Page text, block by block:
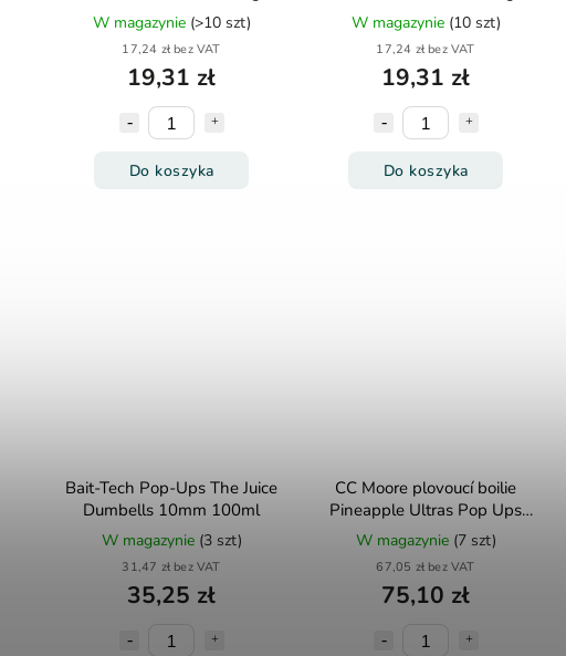
W magazynie (>10 szt)
17,24 zł bez VAT
19,31 zł
Do koszyka
W magazynie (10 szt)
17,24 zł bez VAT
19,31 zł
Do koszyka
Bait-Tech Pop-Ups The Juice
Dumbells 10mm 100ml
W magazynie (3 szt)
31,47 zł bez VAT
35,25 zł
CC Moore plovoucí boilie
Pineapple Ultras Pop Ups
14mm 70ks
W magazynie (7 szt)
67,05 zł bez VAT
75,10 zł